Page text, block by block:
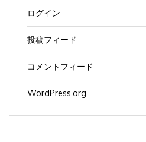
ログイン
投稿フィード
コメントフィード
WordPress.org